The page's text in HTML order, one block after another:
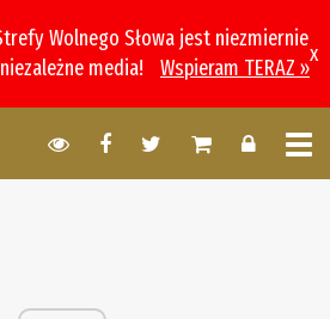
Wolnego Słowa jest niezmiernie
media!
Wspieram TERAZ »
x